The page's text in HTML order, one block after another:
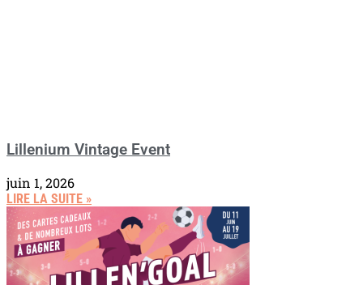
Lillenium Vintage Event
juin 1, 2026
LIRE LA SUITE »